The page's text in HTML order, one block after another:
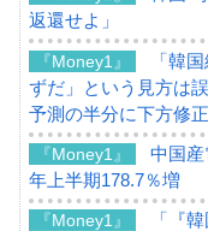
返還せよ」
『Money1』
「韓
ずだ」という見方は
予測の半分に下方修正
『Money1』
中国
年上半期178.7％増
『Money1』
「『